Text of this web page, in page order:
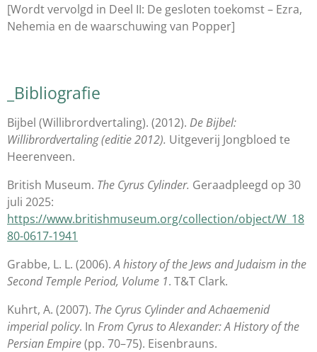
[Wordt vervolgd in Deel II: De gesloten toekomst – Ezra,
Nehemia en de waarschuwing van Popper]
_Bibliografie
Bijbel (Willibrordvertaling). (2012). De Bijbel:
Willibrordvertaling (editie 2012). Uitgeverij Jongbloed te
Heerenveen.
British Museum. The Cyrus Cylinder. Geraadpleegd op 30
juli 2025:
https://www.britishmuseum.org/collection/object/W_18
80-0617-1941
Grabbe, L. L. (2006).A history of the Jews and Judaism in the
Second Temple Period, Volume 1. T&T Clark.
Kuhrt, A. (2007). The Cyrus Cylinder and Achaemenid
imperial policy. In From Cyrus to Alexander: A History of the
Persian Empire(pp. 70–75). Eisenbrauns.